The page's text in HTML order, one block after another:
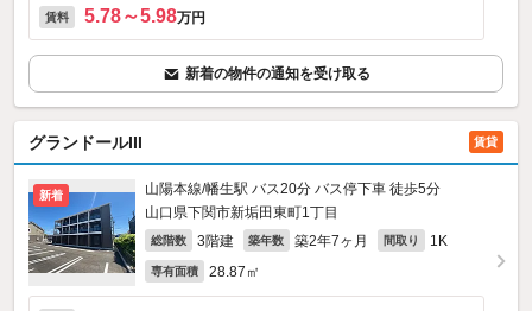
賃料 5.78～5.98万円
新着の物件の通知を受け取る
グランドールIII 賃貸
新着
山陽本線/幡生駅 バス20分 バス停下車 徒歩5分
山口県下関市新垢田東町1丁目
総階数 3階建 築年数 築2年7ヶ月 間取り 1K
専有面積 28.87㎡